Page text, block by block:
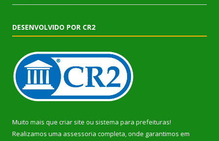
DESENVOLVIDO POR CR2
Muito mais que criar site ou sistema para prefeituras!
Realizamos uma assessoria completa, onde garantimos em